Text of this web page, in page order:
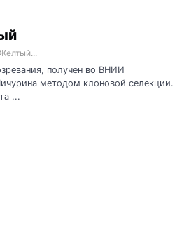
получен во ВНИИ
методом клоновой селекции.
...